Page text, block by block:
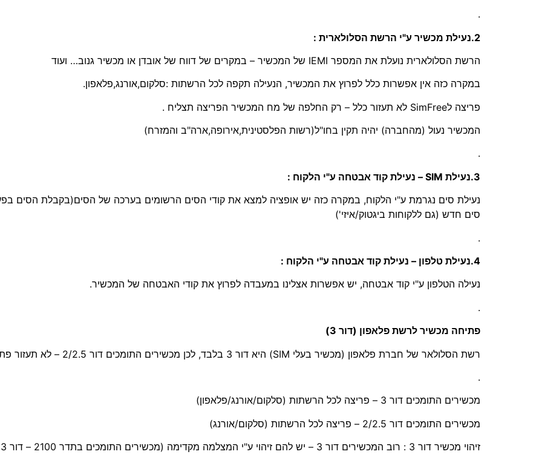
.
2.נעילת מכשיר ע"י הרשת הסלולארית :
הרשת הסלולארית נועלת את המספר IEMI של המכשיר – במקרים של דווח של אובדן או מכשיר גנוב… ועוד
במקרה כזה אין אפשרות כלל לפרוץ את המכשיר, הנעילה תקפה לכל הרשתות :סלקום,אורנג,פלאפון.
פריצה לSimFree לא תעזור כלל – רק החלפה של מח המכשיר הפריצה תצליח .
המכשיר נעול (מהחברה) יהיה תקין בחו"ל(רשות הפלסטינית,אירופה,ארה"ב והמזרח)
.
3.נעילת SIM – נעילת קוד אבטחה ע"י הלקוח :
נעילת סים נגרמת ע"י הלקוח, במקרה כזה יש אופציה למצא את קודי הסים הרשומים בערכה של הסים(בקבלת הסים
סים חדש (גם ללקוחות ביגטוק/איזי')
.
4.נעילת טלפון – נעילת קוד אבטחה ע"י הלקוח :
נעילה הטלפון ע"י קוד אבטחה, יש אפשרות אצלינו במעבדה לפרוץ את קודי האבטחה של המכשיר.
.
פתיחה מכשיר לרשת פלאפון (דור 3)
רשת הסלולאר של חברת פלאפון (מכשיר בעלי SIM) היא דור 3 בלבד, לכן מכשירים התומכים דור 2/2.5 – לא תעזור פתיחה של המכשיר !
.
מכשירים התומכים דור 3 – פריצה לכל הרשתות (סלקום/אורנג/פלאפון)
מכשירים התומכים דור 2/2.5 – פריצה לכל הרשתות (סלקום/אורנג)
זיהוי מכשיר דור 3 : רוב המכשירים דור 3 – יש להם זיהוי ע"י המצלמה מקדימה (מכשירים התומכים בתדר 2100 – דור 3).